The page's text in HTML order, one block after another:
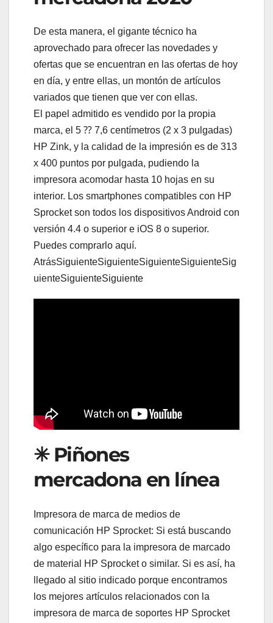
De esta manera, el gigante técnico ha
aprovechado para ofrecer las novedades y
ofertas que se encuentran en las ofertas de hoy
en día, y entre ellas, un montón de artículos
variados que tienen que ver con ellas.
El papel admitido es vendido por la propia
marca, el 5 ⁇ 7,6 centímetros (2 x 3 pulgadas)
HP Zink, y la calidad de la impresión es de 313
x 400 puntos por pulgada, pudiendo la
impresora acomodar hasta 10 hojas en su
interior. Los smartphones compatibles con HP
Sprocket son todos los dispositivos Android con
versión 4.4 o superior e iOS 8 o superior.
Puedes comprarlo aquí.
AtrásSiguienteSiguienteSiguienteSiguienteSig
uienteSiguienteSiguiente
✳ Piñones
mercadona en línea
Impresora de marca de medios de
comunicación HP Sprocket: Si está buscando
algo específico para la impresora de marcado
de material HP Sprocket o similar. Si es así, ha
llegado al sitio indicado porque encontramos
los mejores artículos relacionados con la
impresora de marca de soportes HP Sprocket